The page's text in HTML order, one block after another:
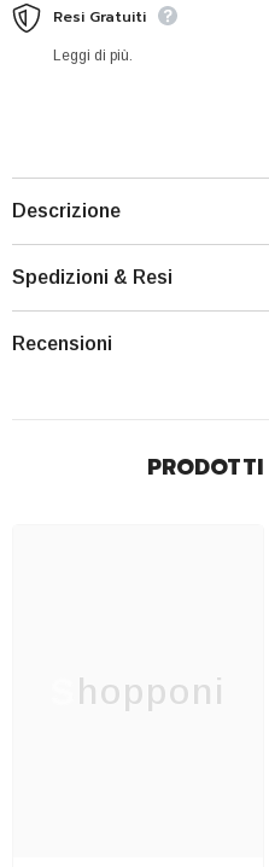
Resi Gratuiti
Leggi di più.
Descrizione
Spedizioni & Resi
Recensioni
Shopponi